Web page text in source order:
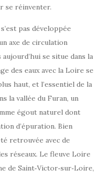
se réinventer.
pas développée
axe de circulation
se situe dans la
des eaux avec la Loire se
haut, et l’essentiel de la
la vallée du Furan, un
égout naturel dont
d’épuration. Bien
retrouvée avec de
réseaux. Le fleuve Loire
de Saint‑Victor‑sur‑Loire,